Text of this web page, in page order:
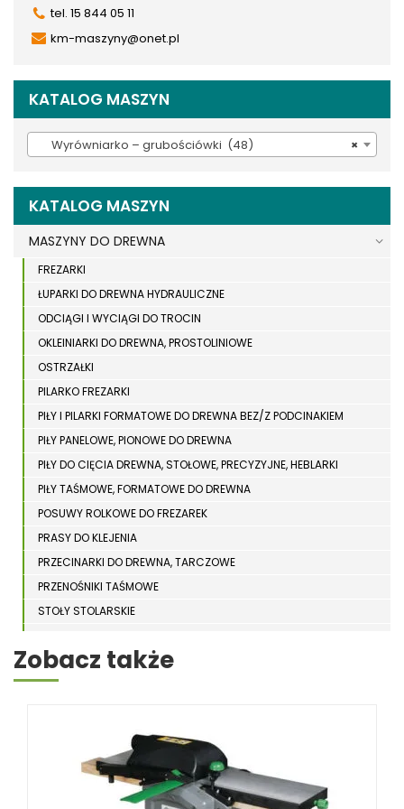
tel. 15 844 05 11
km-maszyny@onet.pl
KATALOG MASZYN
×
Wyrówniarko – grubościówki (48)
KATALOG MASZYN
MASZYNY DO DREWNA
FREZARKI
ŁUPARKI DO DREWNA HYDRAULICZNE
ODCIĄGI I WYCIĄGI DO TROCIN
OKLEINIARKI DO DREWNA, PROSTOLINIOWE
OSTRZAŁKI
PILARKO FREZARKI
PIŁY I PILARKI FORMATOWE DO DREWNA BEZ/Z PODCINAKIEM
PIŁY PANELOWE, PIONOWE DO DREWNA
PIŁY DO CIĘCIA DREWNA, STOŁOWE, PRECYZYJNE, HEBLARKI
PIŁY TAŚMOWE, FORMATOWE DO DREWNA
POSUWY ROLKOWE DO FREZAREK
PRASY DO KLEJENIA
PRZECINARKI DO DREWNA, TARCZOWE
PRZENOŚNIKI TAŚMOWE
STOŁY STOLARSKIE
STRUGARKI DO DREWNA
STRUGARKI, GRUBOŚCIÓWKI, GRUBIARKI
WYRÓWNIARKI DO DREWNA
WYRÓWNIARKO - GRUBOŚCIÓWKI
STOJAKI HOLZSTAR
Zobacz także